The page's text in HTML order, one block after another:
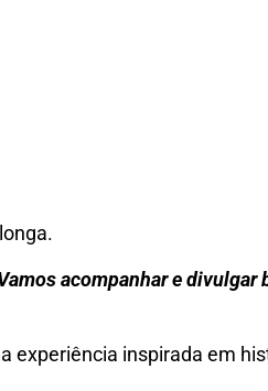
acompanhar e divulgar
experiência inspirada em